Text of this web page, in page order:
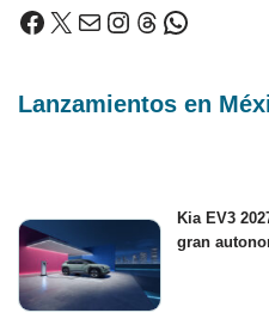
Lanzamientos en
Kia EV3
gran